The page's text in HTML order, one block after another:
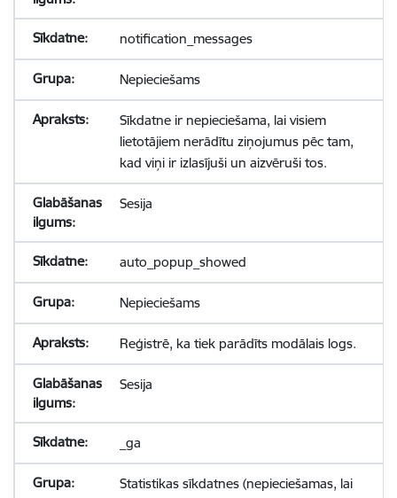
notification_messages
Nepieciešams
Sīkdatne ir nepieciešama, lai visiem
lietotājiem nerādītu ziņojumus pēc tam,
kad viņi ir izlasījuši un aizvēruši tos.
Sesija
auto_popup_showed
Nepieciešams
Reģistrē, ka tiek parādīts modālais logs.
Sesija
_ga
Statistikas sīkdatnes (nepieciešamas, lai